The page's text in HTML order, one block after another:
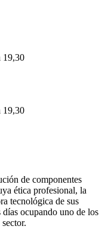
19,30
19,30
de componentes
ética profesional, la
tecnológica de sus
ocupando uno de los